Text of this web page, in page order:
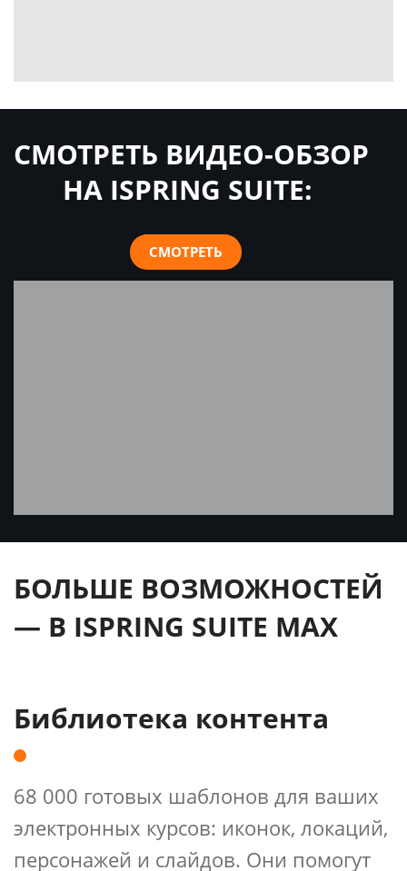
СМОТРЕТЬ ВИДЕО-ОБЗОР
НА ISPRING SUITE:
СМОТРЕТЬ
БОЛЬШЕ ВОЗМОЖНОСТЕЙ
— В ISPRING SUITE MAX
Библиотека контента
68 000 готовых шаблонов для ваших
электронных курсов: иконок, локаций,
персонажей и слайдов. Они помогут